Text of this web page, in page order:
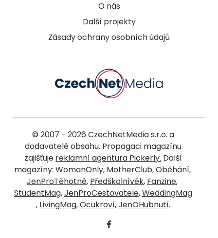
O nás
Další projekty
Zásady ochrany osobních údajů
© 2007 - 2026 CzechNetMedia s.r.o. a
dodavatelé obsahu. Propagaci magazínu
zajišťuje reklamní agentura Pickerly. Další
magazíny: WomanOnly, MotherClub,Oběhání,
JenProTěhotné, Předškolnívěk, Fanzine,
StudentMag,JenProCestovatele,WeddingMag
, LivingMag,Ocukroví,JenOHubnutí.